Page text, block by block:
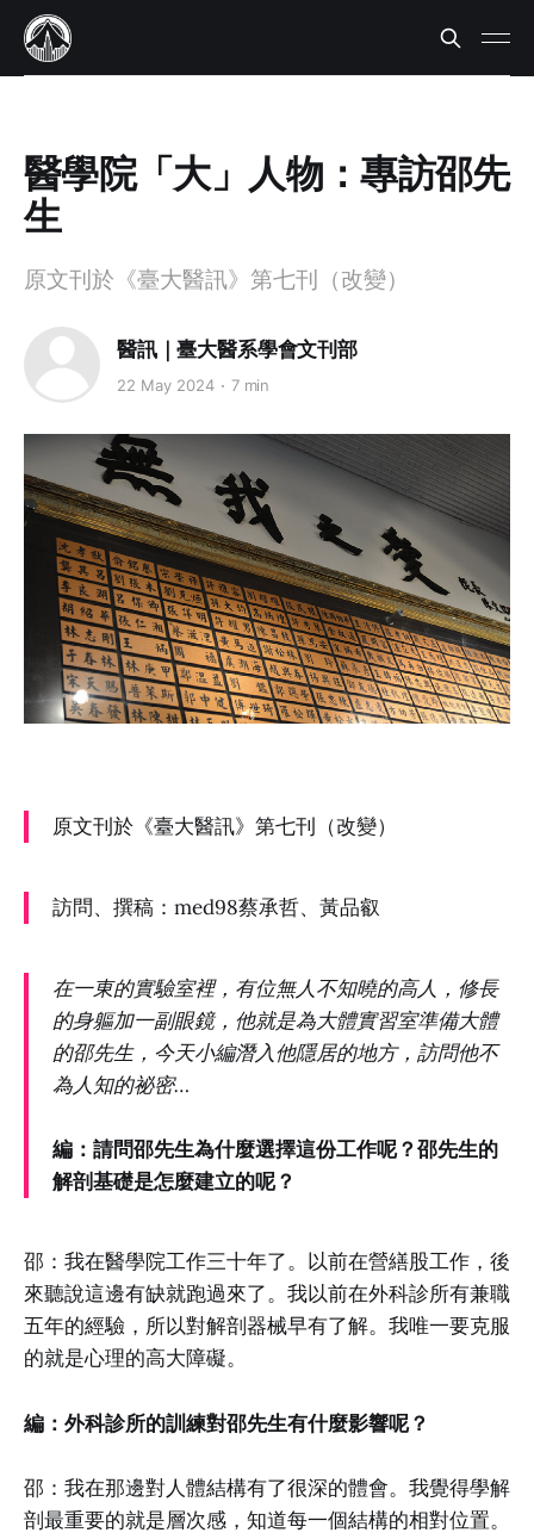
醫學院「大」人物：專訪邵先
生
原文刊於《臺大醫訊》第七刊（改變）
醫訊｜臺大醫系學會文刊部
22 May 2024 7 min
原文刊於《臺大醫訊》第七刊（改變）
訪問、撰稿：med98蔡承哲、黃品叡
在一東的實驗室裡，有位無人不知曉的高人，修長
的身軀加一副眼鏡，他就是為大體實習室準備大體
的邵先生，今天小編潛入他隱居的地方，訪問他不
為人知的祕密…
編：請問邵先生為什麼選擇這份工作呢？邵先生的
解剖基礎是怎麼建立的呢？
邵：我在醫學院工作三十年了。以前在營繕股工作，後
來聽說這邊有缺就跑過來了。我以前在外科診所有兼職
五年的經驗，所以對解剖器械早有了解。我唯一要克服
的就是心理的高大障礙。
編：外科診所的訓練對邵先生有什麼影響呢？
邵：我在那邊對人體結構有了很深的體會。我覺得學解
剖最重要的就是層次感，知道每一個結構的相對位置。